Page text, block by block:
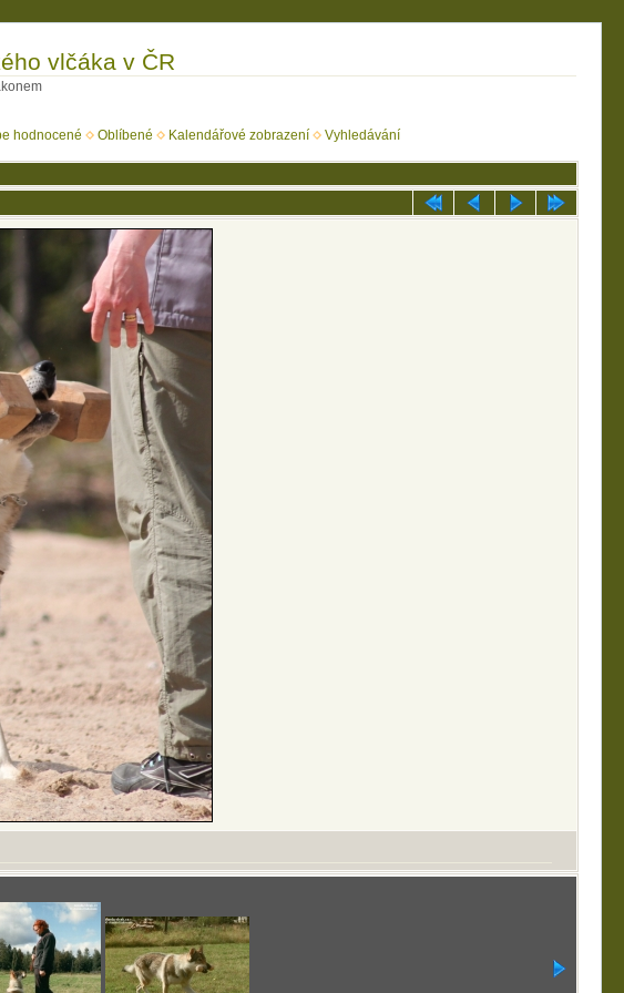
vlčáka v ČR
hodnocené Oblíbené Kalendářové zobrazení Vyhledávání